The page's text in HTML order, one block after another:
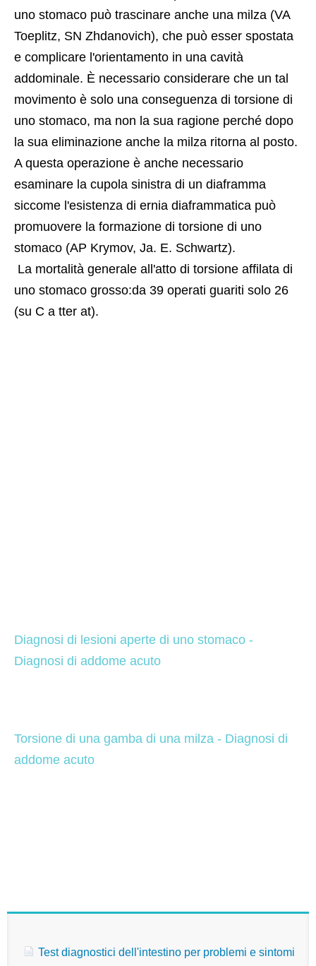
uno stomaco può trascinare anche una milza (VA
Toeplitz, SN Zhdanovich), che può esser spostata
e complicare l'orientamento in una cavità
addominale. È necessario considerare che un tal
movimento è solo una conseguenza di torsione di
uno stomaco, ma non la sua ragione perché dopo
la sua eliminazione anche la milza ritorna al posto.
A questa operazione è anche necessario
esaminare la cupola sinistra di un diaframma
siccome l'esistenza di ernia diaframmatica può
promuovere la formazione di torsione di uno
stomaco (AP Krymov, Ja. E. Schwartz).
uno stomaco grosso:da 39 operati guariti solo 26
(su C a tter at).
Diagnosi di lesioni aperte di uno stomaco -
Diagnosi di addome acuto
Torsione di una gamba di una milza - Diagnosi di
addome acuto
Test diagnostici dell'intestino per problemi e sintomi